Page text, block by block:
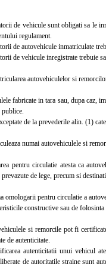
de vehicule sunt obligati sa le
regulament.
de autovehicule inmatriculate
de vehicule inregistrate trebuie sa
autovehiculelor si
fabricate in tara sau, dupa caz,
de la prevederile alin. (1)
numai autovehiculele si
pentru circulatie atesta ca
de lege, precum si
pentru circulatie a
constructive sau de
si remorcile pot fi
de autenticitate.
autenticitatii unui vehicul
de autoritatile straine sunt